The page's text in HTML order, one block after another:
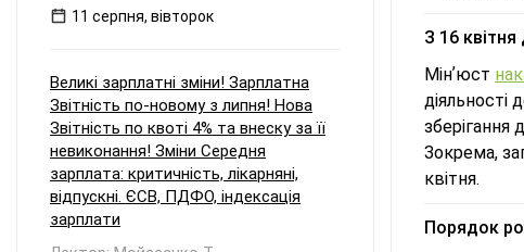
З 16
Мінʼюст
діяльності
зберігання
Зокрема,
квітня.
Порядок
11 серпня, вівторок
Великі зарплатні зміни! Зарплатна
Звітність по-новому з липня! Нова
Звітність по квоті 4% та внеску за її
невиконання! Зміни Середня
зарплата: критичність, лікарняні,
відпускні. ЄСВ, ПДФО, індексація
зарплати